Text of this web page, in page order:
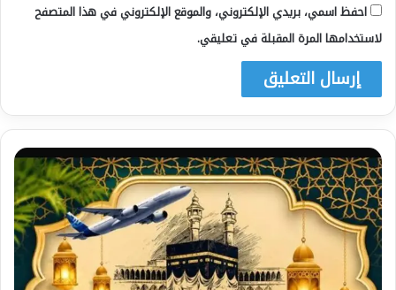
احفظ اسمي، بريدي الإلكتروني، والموقع الإلكتروني في هذا المتصفح
لاستخدامها المرة المقبلة في تعليقي.